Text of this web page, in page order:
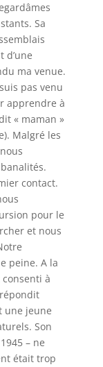
Sa
d’une
ma venue.
pas venu
apprendre à
« maman »
Malgré les
contact.
pour le
et nous
peine. A la
à
une jeune
Son
– ne
était trop